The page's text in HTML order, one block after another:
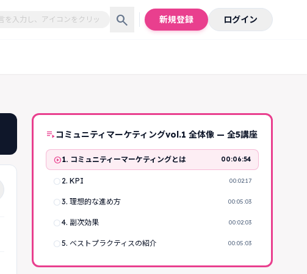
search 新規登録 ログイン
playlist_playコミュニティマーケティングvol.1 全体像 — 全5講座
play_circle1. コミュニティーマーケティングとは 00:06:54
radio_button_unchecked 2. KPI 00:02:17
radio_button_unchecked3. 理想的な進め方 00:05:03
radio_button_unchecked4. 副次効果 00:02:03
radio_button_unchecked5. ベストプラクティスの紹介 00:05:03